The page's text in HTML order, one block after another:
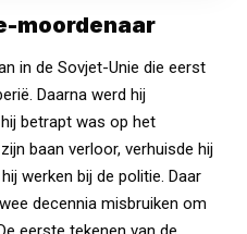
moordenaar
in de Sovjet-Unie die eerst
Daarna werd hij
betrapt was op het
baan verloor, verhuisde hij
werken bij de politie. Daar
decennia misbruiken om